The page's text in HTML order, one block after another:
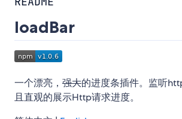
loadBar
一个漂亮， 强大的进度条插件。监听
且直观的展示Http请求进度。